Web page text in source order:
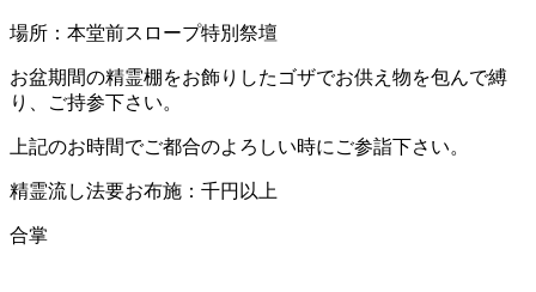
場所：本堂前スロープ特別祭壇
お盆期間の精霊棚をお飾りしたゴザでお供え物を包んで縛
り、ご持参下さい。
上記のお時間でご都合のよろしい時にご参詣下さい。
精霊流し法要お布施：千円以上
合掌